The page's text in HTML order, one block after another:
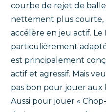
courbe de rejet de balle
nettement plus courte,
accélère en jeu actif.
particulièrement
est principalement
actif et agressif. Mais
pas bon pour jouer aux
Aussi pour jouer «